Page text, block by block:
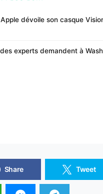
dévoile son casque
experts demandent à
Share Tweet